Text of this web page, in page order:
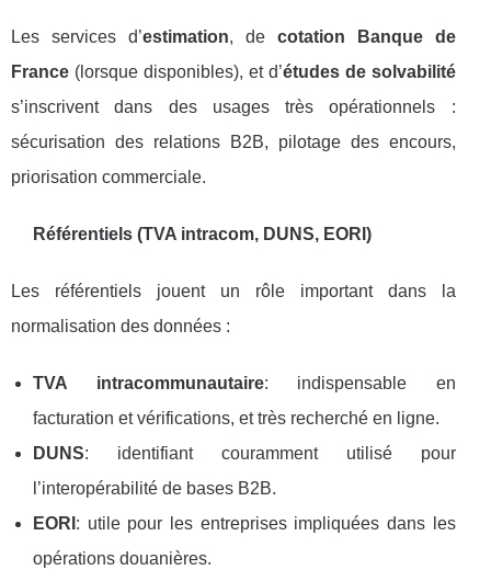
Les services d’estimation, de cotation Banque de
France (lorsque disponibles), et d’études de solvabilité
s’inscrivent dans des usages très opérationnels :
sécurisation des relations B2B, pilotage des encours,
priorisation commerciale.
Référentiels (TVA intracom, DUNS, EORI)
Les référentiels jouent un rôle important dans la
normalisation des données :
TVA intracommunautaire: indispensable en
facturation et vérifications, et très recherché en ligne.
DUNS: identifiant couramment utilisé pour
l’interopérabilité de bases B2B.
EORI : utile pour les entreprises impliquées dans les
opérations douanières.